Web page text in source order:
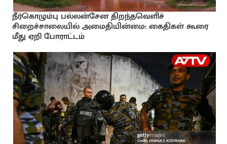
நீர்கொழும்பு பல்லன்சேன திறந்தவெளிச்
சிறைச்சாலையில் அமைதியின்மை: கைதிகள் கூரை
மீது ஏறி போராட்டம்